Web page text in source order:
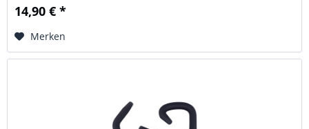
14,90 € *
Merken